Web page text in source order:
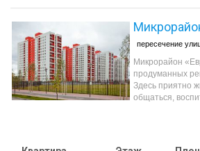
пересечение
Микрорайон
продуманных
Здесь приятно
общаться,